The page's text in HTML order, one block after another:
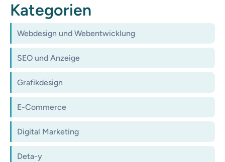
Kategorien
Webdesign und Webentwicklung
SEO und Anzeige
Grafikdesign
E-Commerce
Digital Marketing
Deta-y